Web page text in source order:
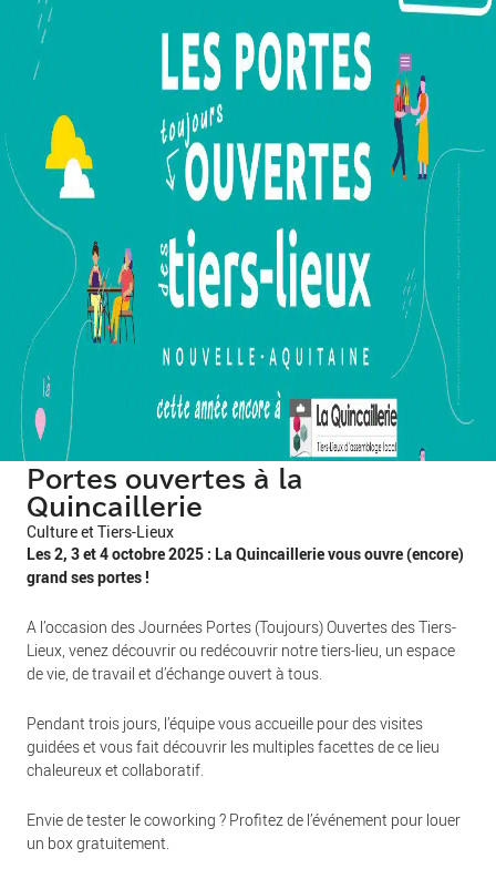
Portes ouvertes à la
Quincaillerie
Culture et Tiers-Lieux
Les 2, 3 et 4 octobre 2025 : La Quincaillerie vous ouvre (encore)
grand ses portes !
A l’occasion des Journées Portes (Toujours) Ouvertes des Tiers-
Lieux, venez découvrir ou redécouvrir notre tiers-lieu, un espace
de vie, de travail et d’échange ouvert à tous.
Pendant trois jours, l’équipe vous accueille pour des visites
guidées et vous fait découvrir les multiples facettes de ce lieu
chaleureux et collaboratif.
Envie de tester le coworking ? Profitez de l’événement pour louer
un box gratuitement.